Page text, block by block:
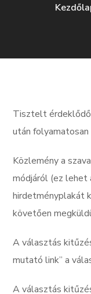
Tisztelt
után folyamatosan
Közlemény a
módjáról (ez
hirdetményplakát
követően
A választás
mutató link” a
A választás